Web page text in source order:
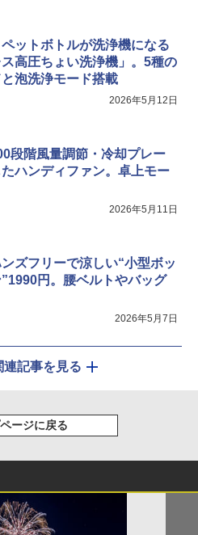
ットボトルが洗浄機になる
ス高圧ちょい洗浄機」。5種の
泡洗浄モード搭載
2026年5月12日
段階風量調節・冷却プレー
たハンディファン。卓上モー
2026年5月11日
ズフリーで涼しい“小型ボッ
円。腰ベルトやバッグ
2026年5月7日
連記事を見る
ージに戻る